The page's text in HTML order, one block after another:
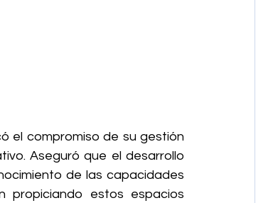
el compromiso de su gestión
Aseguró que el desarrollo
de las capacidades
propiciando estos espacios